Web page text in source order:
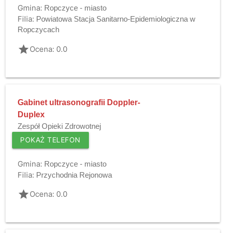
Gmina: Ropczyce - miasto
Filia: Powiatowa Stacja Sanitarno-Epidemiologiczna w
Ropczycach
gradeOcena: 0.0
Gabinet ultrasonografii Doppler-
Duplex
Zespół Opieki Zdrowotnej
POKAŻ TELEFON
Gmina: Ropczyce - miasto
Filia: Przychodnia Rejonowa
gradeOcena: 0.0